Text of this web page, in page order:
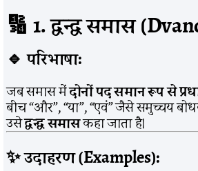
🔢 1. द्वन्द्व समास
🔹 परिभाषा:
जब समास मेंदोनों पद समान रूप से
बीच “और”, “या”, “एवं” जैसे समुच्चय
उसेद्वन्द्व समासकहा जाता है।
✨ उदाहरण (Examples):